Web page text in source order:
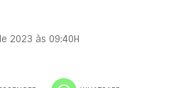
2023 às 09:40H